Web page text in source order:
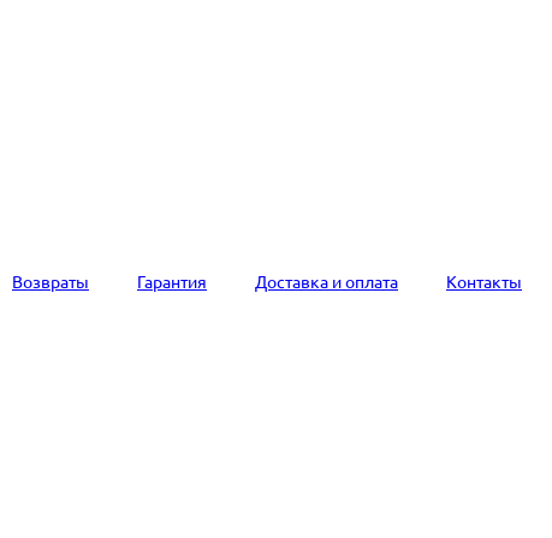
Возвраты Гарантия Доставка и оплата Контакты